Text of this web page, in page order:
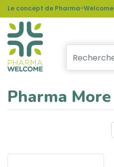
Le concept de Pharma-Welcome
Pharma More